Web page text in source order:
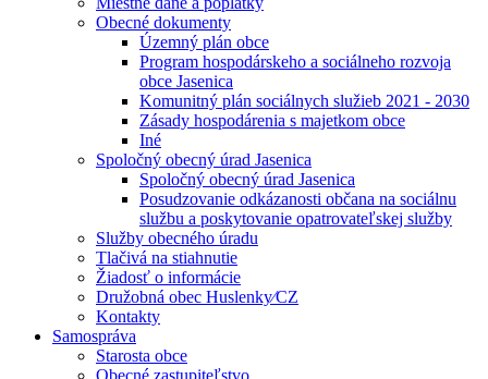
Obecné dokumenty
Územný plán obce
Program hospodárskeho a sociálneho rozvoja
obce Jasenica
Komunitný plán sociálnych služieb 2021 - 2030
Zásady hospodárenia s majetkom obce
Iné
Spoločný obecný úrad Jasenica
Spoločný obecný úrad Jasenica
Posudzovanie odkázanosti občana na sociálnu
službu a poskytovanie opatrovateľskej služby
Služby obecného úradu
Tlačivá na stiahnutie
Žiadosť o informácie
Družobná obec Huslenky⁄CZ
Kontakty
Samospráva
Starosta obce
Obecné zastupiteľstvo